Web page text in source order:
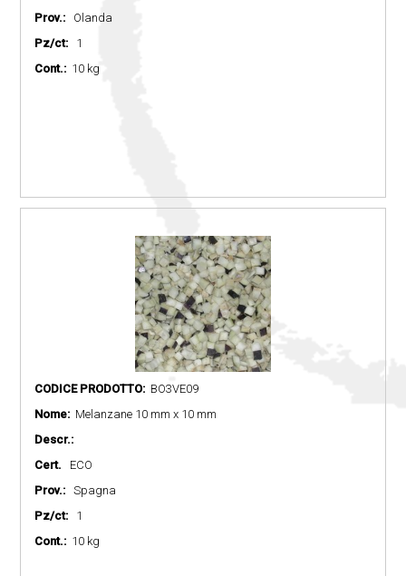
Prov.: Olanda
Pz/ct: 1
Cont.: 10 kg
CODICE PRODOTTO: BO3VE09
Nome: Melanzane 10 mm x 10 mm
Descr.:
Cert. ECO
Prov.: Spagna
Pz/ct: 1
Cont.: 10 kg